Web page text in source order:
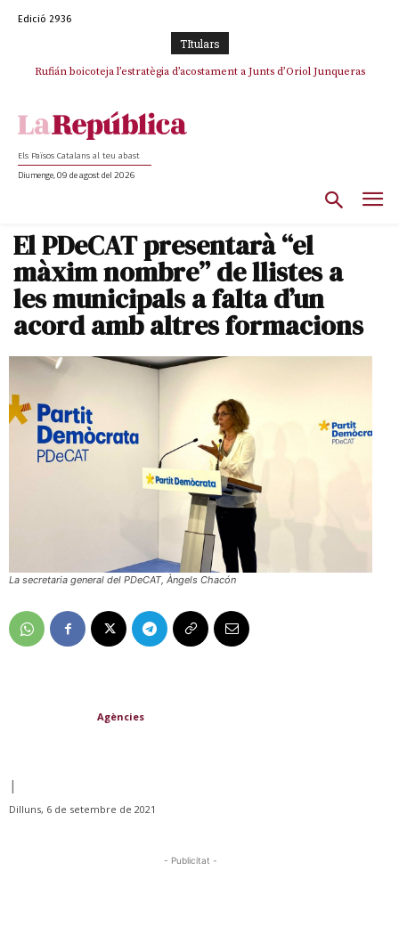
Edició 2936
TItulars
Rufián boicoteja l’estratègia d’acostament a Junts d’Oriol Junqueras
Rufián dinamita la unitat independentista amb un atac frontal al retorn
Els Països Catalans al teu abast
Diumenge, 09 de agost del 2026
El PDeCAT presentarà “el
màxim nombre” de llistes a
les municipals a falta d’un
acord amb altres formacions
La secretaria general del PDeCAT, Àngels Chacón
Agències
|
Dilluns, 6 de setembre de 2021
- Publicitat -